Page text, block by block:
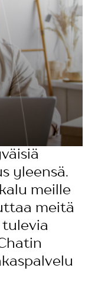
yleensä.
meille
meitä